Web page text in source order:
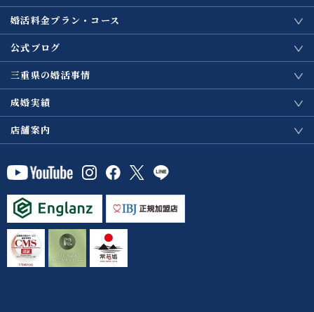
婚活料金プラン・コース
公式ブログ
三重県の婚活事情
成婚実績
店舗案内